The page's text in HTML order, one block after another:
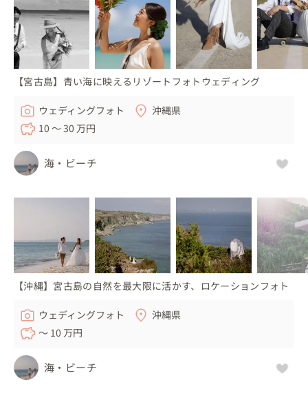
【宮古島】青い海に映えるリゾートフォトウェディング
ウェディングフォト
沖縄県
10 〜 30 万円
海・ビーチ
【沖縄】宮古島の自然を最大限に活かす、ロケーションフォト
ウェディングフォト
沖縄県
〜 10 万円
海・ビーチ